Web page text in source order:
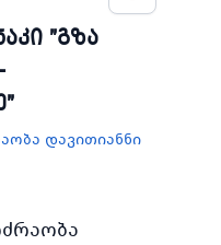
"გზა
დავითიანნი